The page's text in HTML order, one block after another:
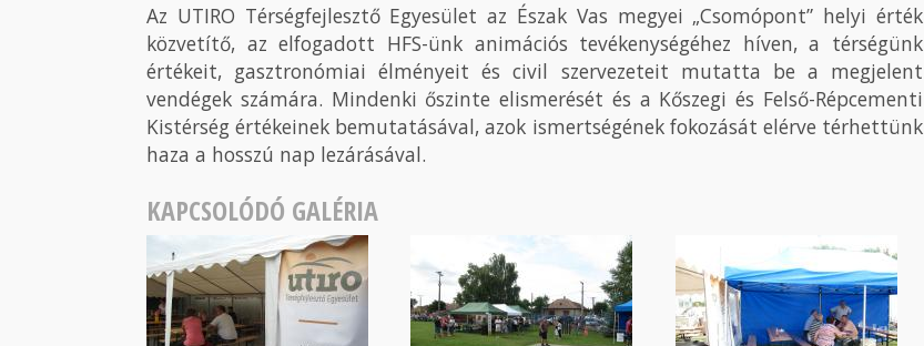
Az UTIRO Térségfejlesztő Egyesület az Észak Vas megyei „Csomópont” helyi érték
közvetítő, az elfogadott HFS-ünk animációs tevékenységéhez híven, a térségünk
értékeit, gasztronómiai élményeit és civil szervezeteit mutatta be a megjelent
vendégek számára. Mindenki őszinte elismerését és a Kőszegi és Felső-Répcementi
Kistérség értékeinek bemutatásával, azok ismertségének fokozását elérve térhettünk
haza a hosszú nap lezárásával.
KAPCSOLÓDÓ GALÉRIA